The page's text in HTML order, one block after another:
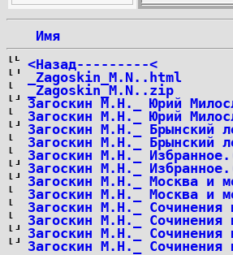
Имя
<Назад---------<
_Zagoskin_M.N..html
_Zagoskin_M.N..zip
Загоскин М.Н._ Юрий
Загоскин М.Н._ Юрий
Загоскин М.Н._ Брынский
Загоскин М.Н._ Брынский
Загоскин М.Н._
Загоскин М.Н._
Загоскин М.Н._ Москва и
Загоскин М.Н._ Москва и
Загоскин М.Н._
Загоскин М.Н._
Загоскин М.Н._
Загоскин М.Н._